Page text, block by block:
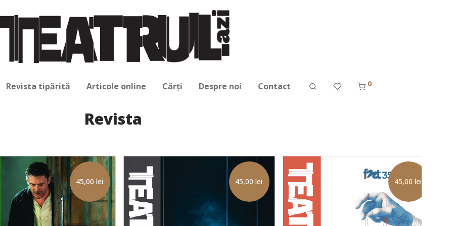
Revista tipărită Articole online Cărți Despre noi Contact 0
Revista
45,00 lei 45,00 lei 45,00 lei